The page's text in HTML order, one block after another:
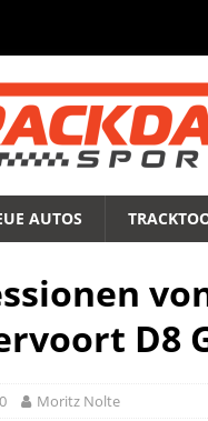
AUTOS
D8
Moritz Nolte